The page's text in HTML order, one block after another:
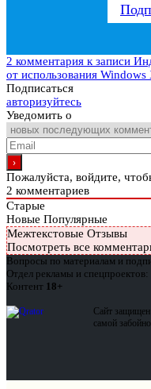
2 комментария к записи
от использования Windows
Подписаться
авторизуйтесь
Уведомить о
Пожалуйста, войдите,
2 комментариев
Старые
Новые Популярные
Межтекстовые Отзывы
Посмотреть все
Вопросы по материалам и
Отдел рекламы и спецпроектов:
Контент 18+
Сайт
самой